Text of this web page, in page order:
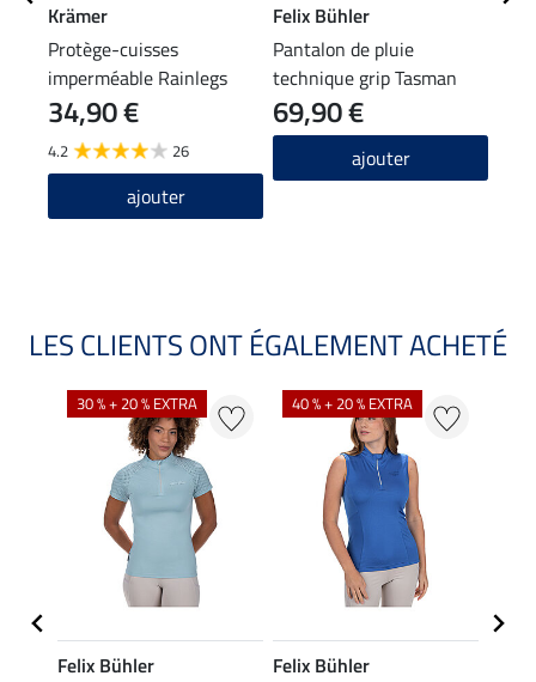
Krämer
Protège-cuisses
imperméable Rainlegs
34,90 €
4.2 26
ajouter
Felix Bühler
Pantalon de pluie
technique grip Tasman
69,90 €
ajouter
LES CLIENTS ONT ÉGALEMENT ACHETÉ
30 % + 20 % EXTRA
Felix Bühler
40 % + 20 % EXTRA
Felix Bühler